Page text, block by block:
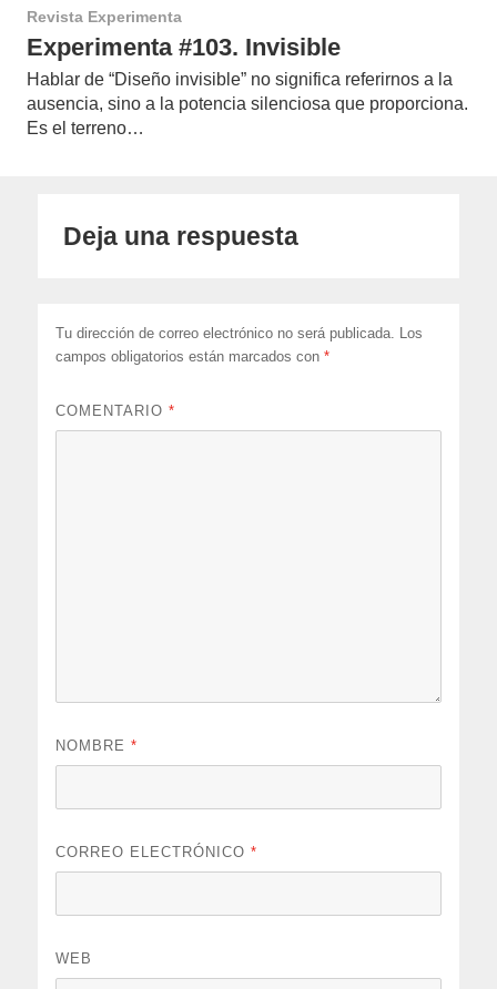
Revista Experimenta
Experimenta #103. Invisible
Hablar de “Diseño invisible” no significa referirnos a la
ausencia, sino a la potencia silenciosa que proporciona.
Es el terreno…
Deja una respuesta
Tu dirección de correo electrónico no será publicada. Los
campos obligatorios están marcados con*
COMENTARIO*
NOMBRE*
CORREO ELECTRÓNICO*
WEB